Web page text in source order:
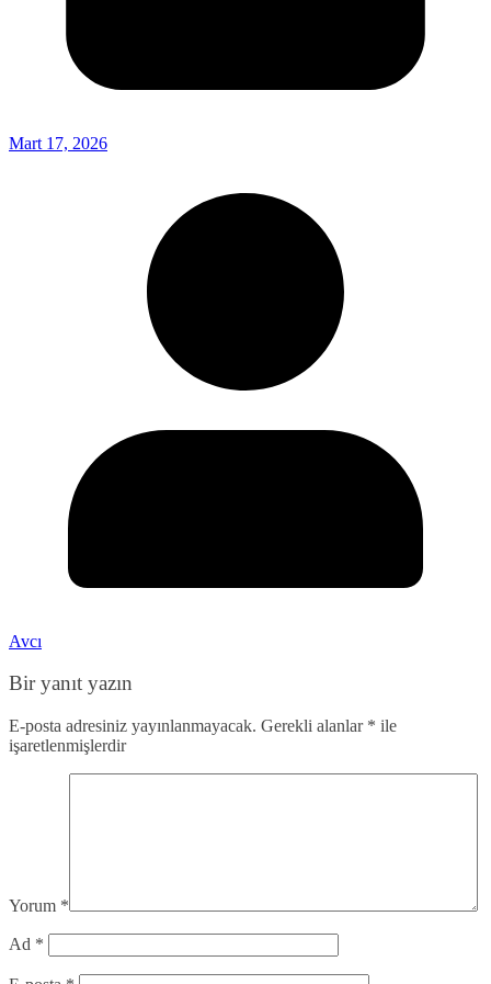
Mart 17, 2026
Avcı
Bir yanıt yazın
E-posta adresiniz yayınlanmayacak. Gerekli alanlar * ile
işaretlenmişlerdir
Yorum *
Ad *